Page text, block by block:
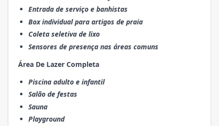
Entrada de serviço e banhistas
Box individual para artigos de praia
Coleta seletiva de lixo
Sensores de presença nas áreas comuns
Área De Lazer Completa
Piscina adulto e infantil
Salão de festas
Sauna
Playground